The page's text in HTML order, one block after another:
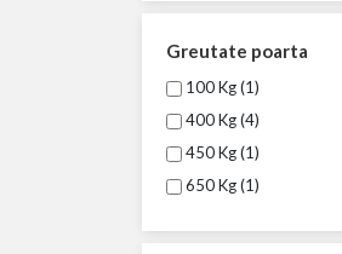
Greutate poarta
100 Kg (1)
400 Kg (4)
450 Kg (1)
650 Kg (1)